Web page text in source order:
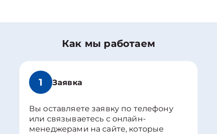
Как мы работаем
1 Заявка
Вы оставляете заявку по телефону
или связываетесь с онлайн-
менеджерами на сайте, которые